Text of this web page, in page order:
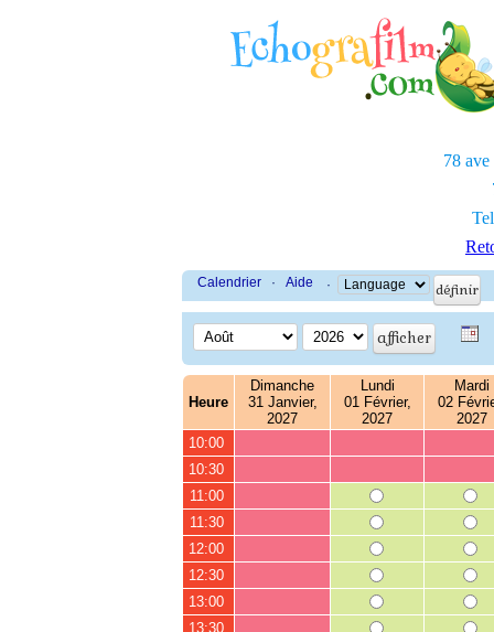
78 ave
Calendrier · Aide ·
Heure
Dimanche
31 Janvier,
2027
Lundi
01 Février,
2027
Mardi
02
2027
10:00
10:30
11:00
11:30
12:00
12:30
13:00
13:30